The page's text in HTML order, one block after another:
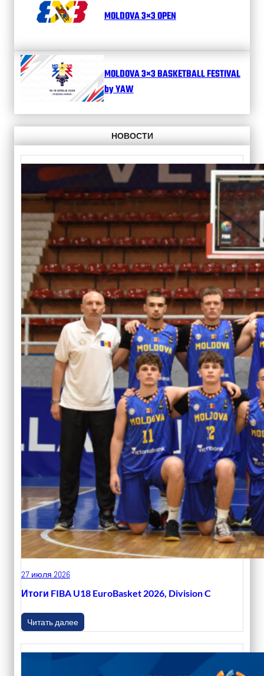
MOLDOVA 3×3 OPEN
MOLDOVA 3×3 BASKETBALL FESTIVAL
by YAW
НОВОСТИ
27 июля 2026
Итоги FIBA U18 EuroBasket 2026, Division C
Читать далее